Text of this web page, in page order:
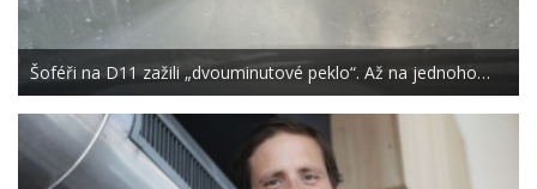
Šoféři na D11 zažili „dvouminutové peklo“. Až na jednoho…